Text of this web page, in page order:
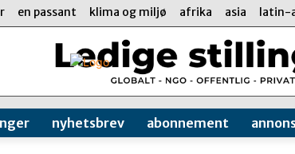
en passant klima og miljø afrika asia latin-
nyhetsbrev abonnement